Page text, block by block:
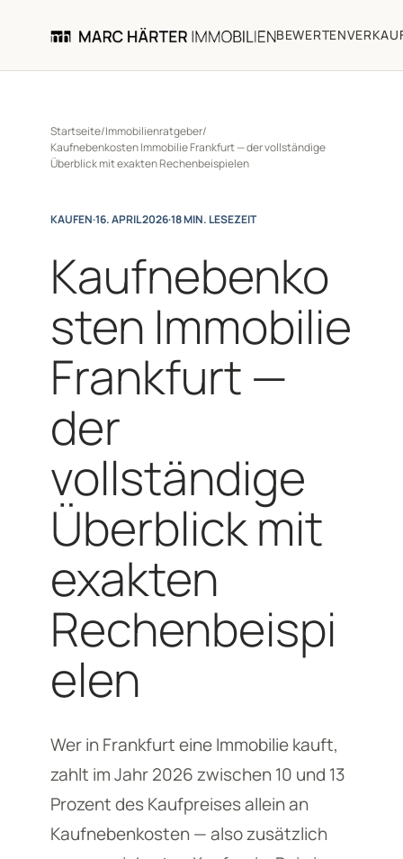
BEWERTEN
Startseite/Immobilienratgeber/
Kaufnebenkosten Immobilie Frankfurt — der vollständige
Überblick mit exakten Rechenbeispielen
KAUFEN·16. APRIL 2026·18 MIN. LESEZEIT
Kaufnebenko
sten Immobilie
Frankfurt —
der
vollständige
Überblick mit
exakten
Rechenbeispi
elen
Wer in Frankfurt eine Immobilie kauft,
zahlt im Jahr 2026 zwischen 10 und 13
Prozent des Kaufpreises allein an
Kaufnebenkosten — also zusätzlich